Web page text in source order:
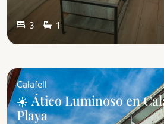
3 1
Calafell
☀️ Ático Luminoso en
Playa